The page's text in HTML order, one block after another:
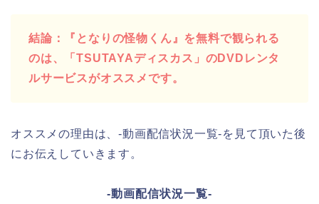
結論：『となりの怪物くん』を無料で観られる
のは、「TSUTAYAディスカス」のDVDレンタ
ルサービスがオススメです。
オススメの理由は、-動画配信状況一覧-を見て頂いた後
にお伝えしていきます。
-動画配信状況一覧-